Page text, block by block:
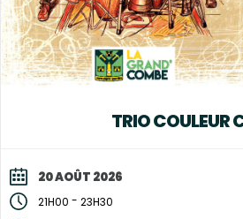
TRIO COULEUR
20 AOÛT 2026
21H00 - 23H30